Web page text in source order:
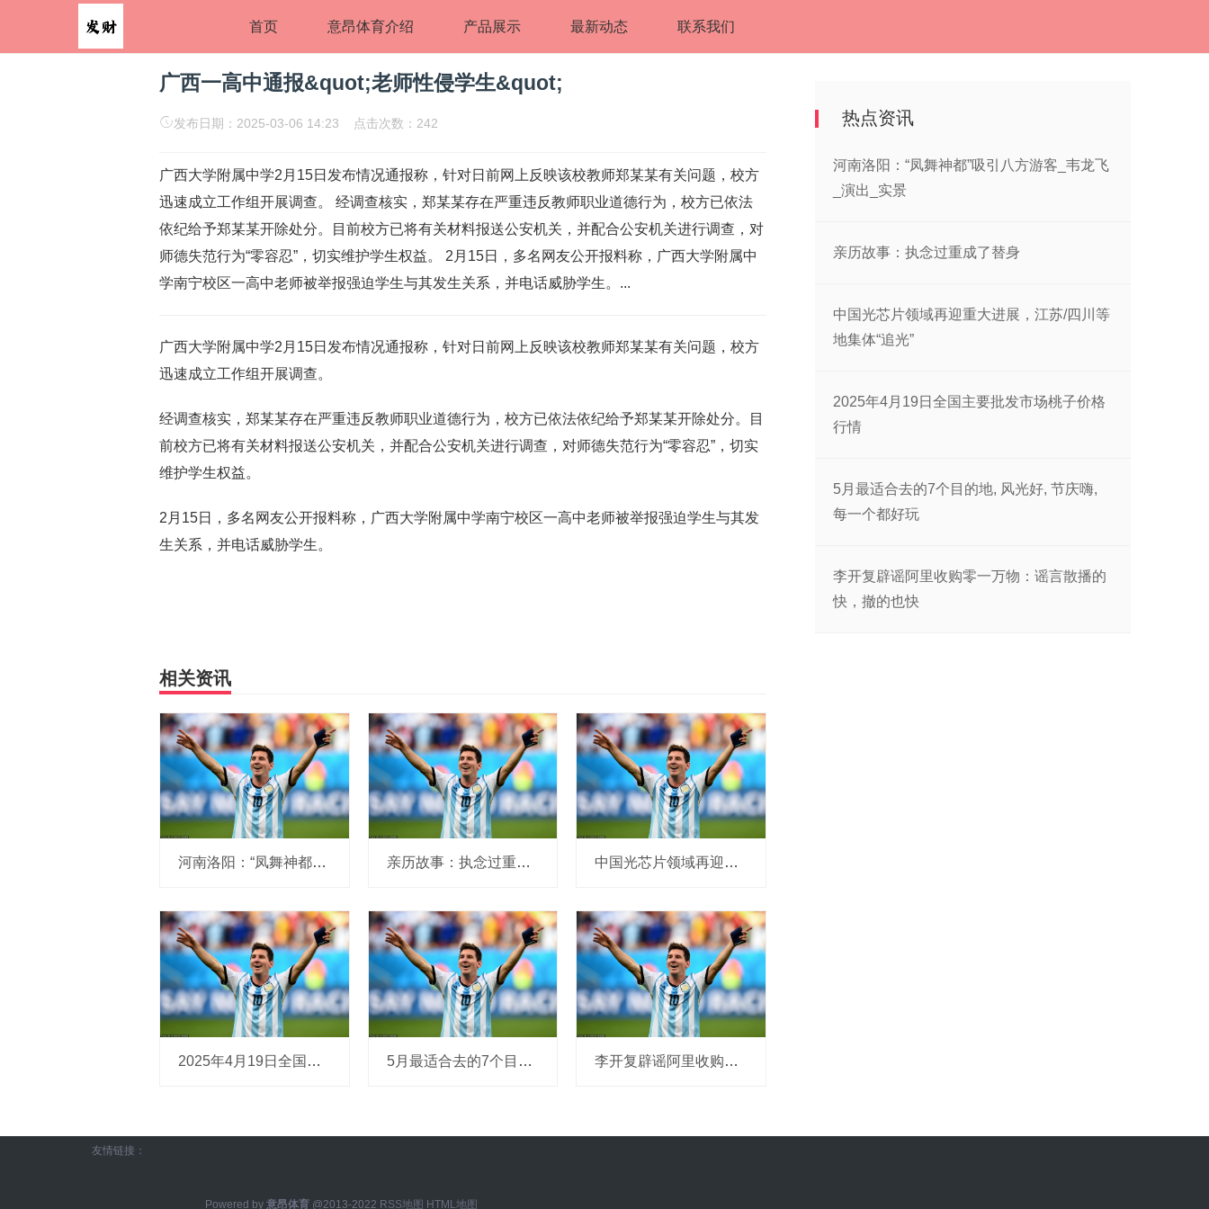
首页 意昂体育介绍 产品展示 最新动态 联系我们
广西一高中通报&quot;老师性侵学生&quot;
发布日期：2025-03-06 14:23 点击次数：242
广西大学附属中学2月15日发布情况通报称，针对日前网上反映该校教师郑某某有关问题，校方
迅速成立工作组开展调查。 经调查核实，郑某某存在严重违反教师职业道德行为，校方已依法
依纪给予郑某某开除处分。目前校方已将有关材料报送公安机关，并配合公安机关进行调查，对
师德失范行为“零容忍”，切实维护学生权益。 2月15日，多名网友公开报料称，广西大学附属中
学南宁校区一高中老师被举报强迫学生与其发生关系，并电话威胁学生。...
广西大学附属中学2月15日发布情况通报称，针对日前网上反映该校教师郑某某有关问题，校方
迅速成立工作组开展调查。
经调查核实，郑某某存在严重违反教师职业道德行为，校方已依法依纪给予郑某某开除处分。目
前校方已将有关材料报送公安机关，并配合公安机关进行调查，对师德失范行为“零容忍”，切实
维护学生权益。
2月15日，多名网友公开报料称，广西大学附属中学南宁校区一高中老师被举报强迫学生与其发
生关系，并电话威胁学生。
相关资讯
河南洛阳：“凤舞神都”吸引八方游客_韦龙飞_演出_实景 亲历故事：执念过重成了替身 中国光芯片领域再迎重大进展，江苏/四川等地集体“追光”
2025年4月19日全国主要批发市场桃子价格行情 5月最适合去的7个目的地, 风光好, 节庆嗨, 每一个都好玩 李开复辟谣阿里收购零一万物：谣言散播的快，撤的也快
热点资讯
河南洛阳：“凤舞神都”吸引八方游客_韦龙飞
_演出_实景
亲历故事：执念过重成了替身
中国光芯片领域再迎重大进展，江苏/四川等
地集体“追光”
2025年4月19日全国主要批发市场桃子价格
行情
5月最适合去的7个目的地, 风光好, 节庆嗨,
每一个都好玩
李开复辟谣阿里收购零一万物：谣言散播的
快，撤的也快
友情链接：
Powered by 意昂体育 @2013-2022 RSS地图 HTML地图